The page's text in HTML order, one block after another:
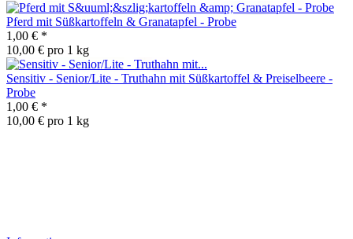
Pferd mit Süßkartoffeln & Granatapfel - Probe
1,00 € *
10,00 € pro 1 kg
Sensitiv - Senior/Lite - Truthahn mit Süßkartoffel & Preiselbeere -
Probe
1,00 € *
10,00 € pro 1 kg